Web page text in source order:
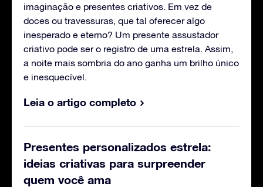
imaginação e presentes criativos. Em vez de
doces ou travessuras, que tal oferecer algo
inesperado e eterno? Um presente assustador
criativo pode ser o registro de uma estrela. Assim,
a noite mais sombria do ano ganha um brilho único
e inesquecível.
Leia o artigo completo
Presentes personalizados estrela:
ideias criativas para surpreender
quem você ama